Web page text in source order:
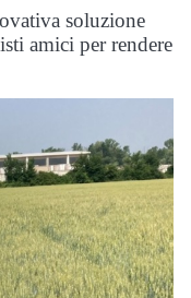
soluzione
amici per rendere